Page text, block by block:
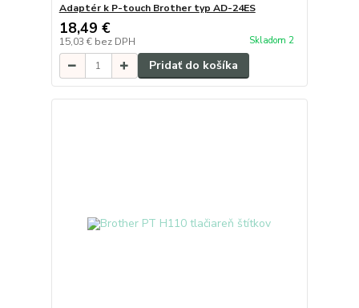
Adaptér k P-touch Brother typ AD-24ES
18,49 €
15,03 € bez DPH Skladom 2
Pridať do košíka